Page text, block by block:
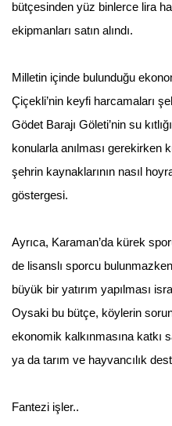
bütçesinden yüz binlerce lira
ekipmanları satın alındı.
Milletin içinde bulunduğu
Çiçekli’nin keyfi harcamaları
Gödet Barajı Göleti’nin su
konularla anılması gerekirken
şehrin kaynaklarının nasıl
göstergesi.
Ayrıca, Karaman’da kürek
de lisanslı sporcu
büyük bir yatırım yapılması
Oysaki bu bütçe, köylerin
ekonomik kalkınmasına katkı
ya da tarım ve hayvancılık
Fantezi işler..